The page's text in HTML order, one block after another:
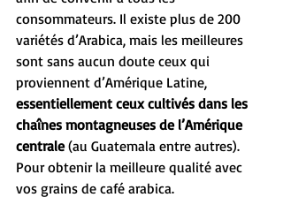
consommateurs. Il existe plus de 200
variétés d’Arabica, mais les meilleures
sont sans aucun doute ceux qui
proviennent d’Amérique Latine,
essentiellement ceux cultivés dans les
chaînes montagneuses de l’Amérique
centrale (au Guatemala entre autres).
Pour obtenir la meilleure qualité avec
vos grains de café arabica.